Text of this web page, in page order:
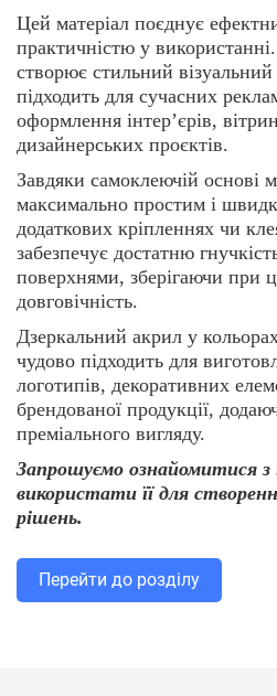
Цей матеріал поєднує
практичністю у
створює стильний
підходить для сучасних
оформлення інтер’єрів,
дизайнерських проєктів.
Завдяки самоклеючій основі
максимально простим і
додаткових кріпленнях чи
забезпечує достатню
поверхнями, зберігаючи при
довговічність.
Дзеркальний акрил у
чудово підходить для
логотипів, декоративних
брендованої продукції,
преміального вигляду.
Запрошуємо ознайомитися
використати її для
рішень.
Перейти до роздiлу